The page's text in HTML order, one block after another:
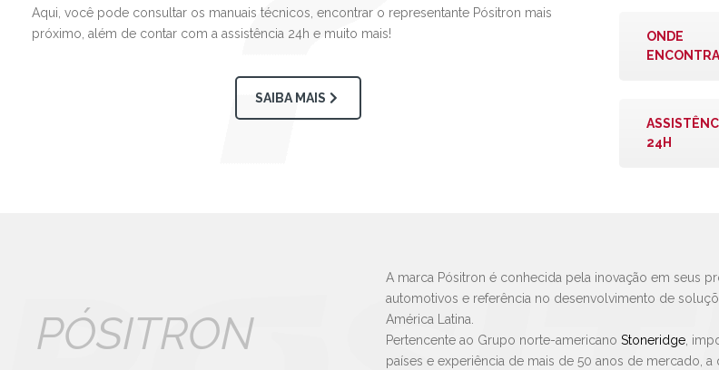
Aqui, você pode consultar os manuais técnicos, encontrar o representante Pósitron mais
próximo, além de contar com a assistência 24h e muito mais!
SAIBA MAIS
ONDE
24H
PÓSITRON
A marca Pósitron é conhecida pela inovação em seus
automotivos e referência no desenvolvimento de
América Latina.
Pertencente ao Grupo norte-americanoStoneridge,
países e experiência de mais de 50 anos de mercado,